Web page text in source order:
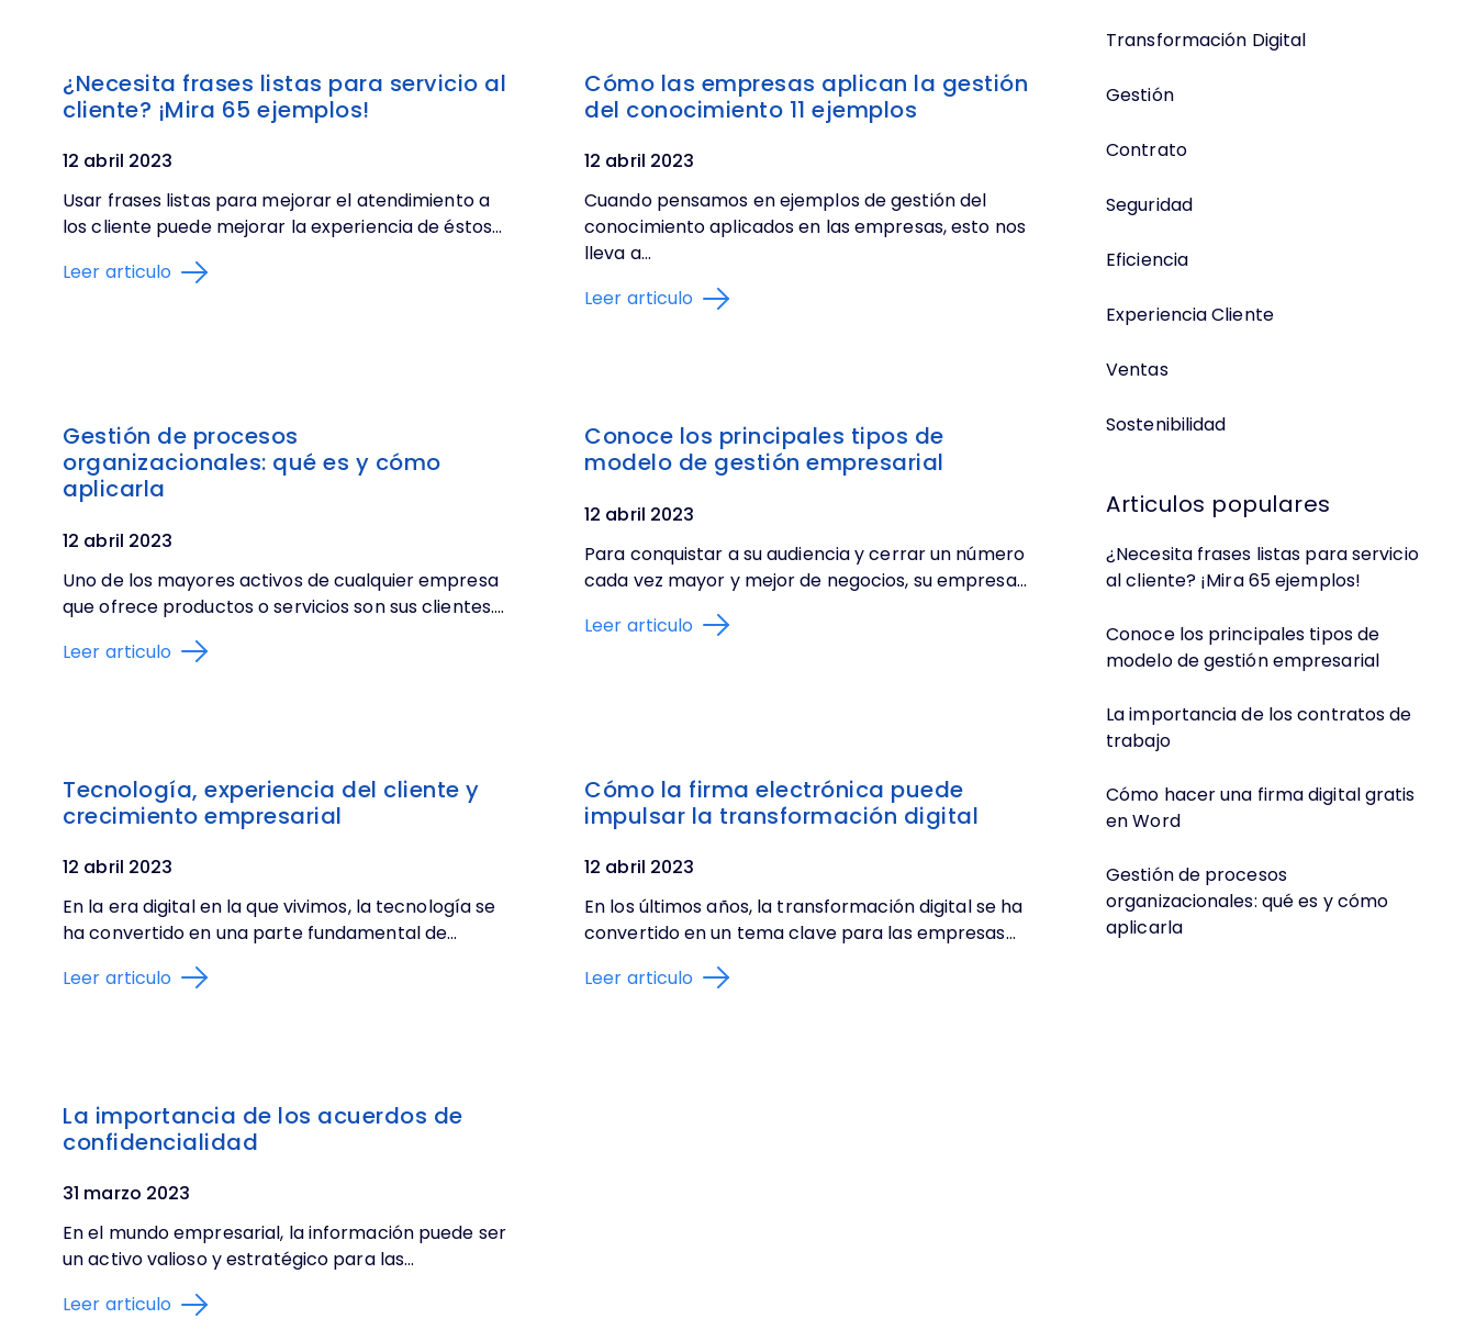
¿Necesita frases listas para servicio al
cliente? ¡Mira 65 ejemplos!
12 abril 2023
Usar frases listas para mejorar el atendimiento a
los cliente puede mejorar la experiencia de éstos...
Leer articulo
Cómo las empresas aplican la gestión
del conocimiento 11 ejemplos
12 abril 2023
Cuando pensamos en ejemplos de gestión del
conocimiento aplicados en las empresas, esto nos
lleva a...
Leer articulo
Gestión de procesos
organizacionales: qué es y cómo
aplicarla
12 abril 2023
Uno de los mayores activos de cualquier empresa
que ofrece productos o servicios son sus clientes....
Leer articulo
Conoce los principales tipos de
modelo de gestión empresarial
12 abril 2023
Para conquistar a su audiencia y cerrar un número
cada vez mayor y mejor de negocios, su empresa...
Leer articulo
Tecnología, experiencia del cliente y
crecimiento empresarial
12 abril 2023
En la era digital en la que vivimos, la tecnología se
ha convertido en una parte fundamental de...
Leer articulo
Cómo la firma electrónica puede
impulsar la transformación digital
12 abril 2023
En los últimos años, la transformación digital se ha
convertido en un tema clave para las empresas...
Leer articulo
La importancia de los acuerdos de
confidencialidad
31 marzo 2023
En el mundo empresarial, la información puede ser
un activo valioso y estratégico para las...
Leer articulo
Transformación Digital
Gestión
Contrato
Seguridad
Eficiencia
Experiencia Cliente
Ventas
Sostenibilidad
Articulos populares
¿Necesita frases listas para servicio
al cliente? ¡Mira 65 ejemplos!
Conoce los principales tipos de
modelo de gestión empresarial
La importancia de los contratos de
trabajo
Cómo hacer una firma digital gratis
en Word
Gestión de procesos
organizacionales: qué es y cómo
aplicarla